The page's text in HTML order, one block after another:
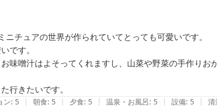
チュアの世界が作られていてとっても可愛いです。
です。
味噌汁はよそってくれますし、山菜や野菜の手作りお
行きたいです。
ン: 5 | 朝食: 5 | 夕食: 5 | 温泉・お風呂: 5 | 設備: 5 | 清